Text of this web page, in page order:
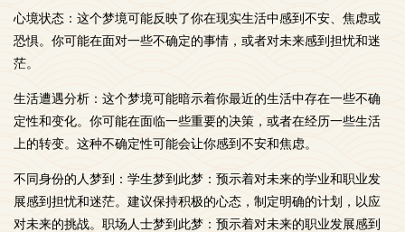
心境状态：这个梦境可能反映了你在现实生活中感到不安、焦虑或
恐惧。你可能在面对一些不确定的事情，或者对未来感到担忧和迷
茫。
生活遭遇分析：这个梦境可能暗示着你最近的生活中存在一些不确
定性和变化。你可能在面临一些重要的决策，或者在经历一些生活
上的转变。这种不确定性可能会让你感到不安和焦虑。
不同身份的人梦到：学生梦到此梦：预示着对未来的学业和职业发
展感到担忧和迷茫。建议保持积极的心态，制定明确的计划，以应
对未来的挑战。职场人士梦到此梦：预示着对未来的职业发展感到